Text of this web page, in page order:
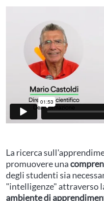
La ricerca
promuovere una
degli studenti sia
"intelligenze" attraverso
ambiente di